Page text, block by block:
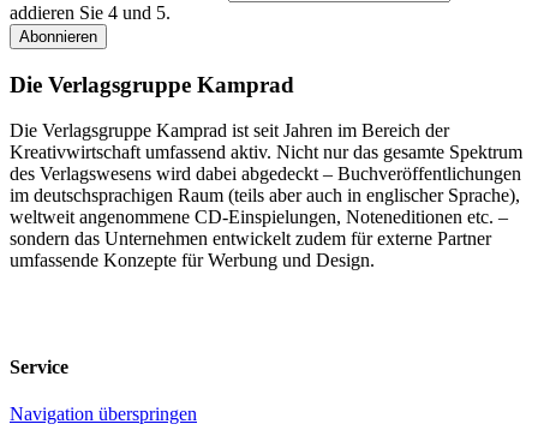
addieren Sie 4 und 5.
Abonnieren
Die Verlagsgruppe Kamprad
Die Verlagsgruppe Kamprad ist seit Jahren im Bereich der
Kreativwirtschaft umfassend aktiv. Nicht nur das gesamte Spektrum
des Verlagswesens wird dabei abgedeckt – Buchveröffentlichungen
im deutschsprachigen Raum (teils aber auch in englischer Sprache),
weltweit angenommene CD-Einspielungen, Noteneditionen etc. –
sondern das Unternehmen entwickelt zudem für externe Partner
umfassende Konzepte für Werbung und Design.
Service
Navigation überspringen